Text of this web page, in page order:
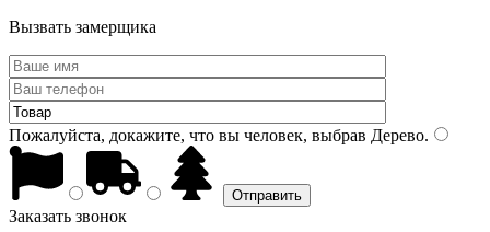
Вызвать замерщика
Пожалуйста, докажите, что вы человек, выбрав Дерево.
Заказать звонок